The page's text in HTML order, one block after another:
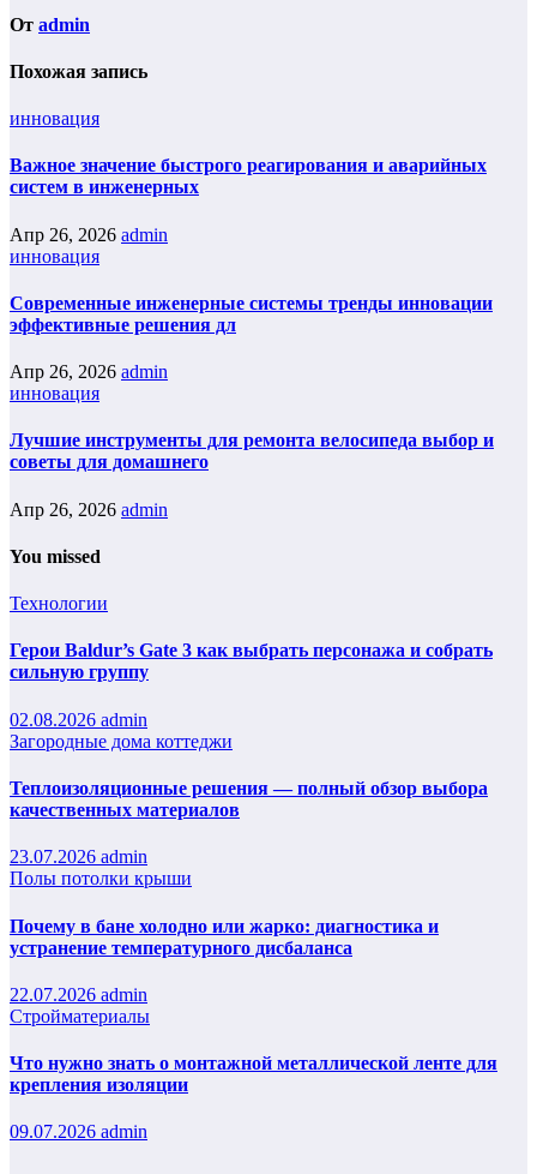
От admin
Похожая запись
инновация
Важное значение быстрого реагирования и аварийных
систем в инженерных
Апр 26, 2026 admin
инновация
Современные инженерные системы тренды инновации
эффективные решения дл
Апр 26, 2026 admin
инновация
Лучшие инструменты для ремонта велосипеда выбор и
советы для домашнего
Апр 26, 2026 admin
You missed
Технологии
Герои Baldur’s Gate 3 как выбрать персонажа и собрать
сильную группу
02.08.2026 admin
Загородные дома коттеджи
Теплоизоляционные решения — полный обзор выбора
качественных материалов
23.07.2026 admin
Полы потолки крыши
Почему в бане холодно или жарко: диагностика и
устранение температурного дисбаланса
22.07.2026 admin
Стройматериалы
Что нужно знать о монтажной металлической ленте для
крепления изоляции
09.07.2026 admin